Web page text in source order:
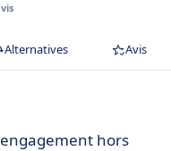
Alternatives Avis
hors